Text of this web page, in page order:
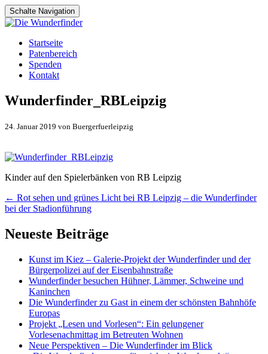
Schalte Navigation
Zum
Inhalt
springen
Startseite
Patenbereich
Spenden
Kontakt
Wunderfinder_RBLeipzig
24. Januar 2019 von Buergerfuerleipzig
Kinder auf den Spielerbänken von RB Leipzig
Artikel-
Navigation
← Rot sehen und grünes Licht bei RB Leipzig – die Wunderfinder
bei der Stadionführung
Neueste Beiträge
Kunst im Kiez – Galerie-Projekt der Wunderfinder und der
Bürgerpolizei auf der Eisenbahnstraße
Wunderfinder besuchen Hühner, Lämmer, Schweine und
Kaninchen
Die Wunderfinder zu Gast in einem der schönsten Bahnhöfe
Europas
Projekt „Lesen und Vorlesen“: Ein gelungener
Vorlesenachmittag im Betreuten Wohnen
Neue Perspektiven – Die Wunderfinder im Blick